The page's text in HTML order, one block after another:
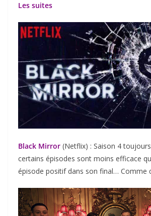
Les suites
Black Mirror (Netflix) : Saison 4
certains épisodes sont moins efficace
épisode positif dans son final… Comme